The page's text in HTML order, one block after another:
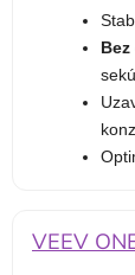
VEEV